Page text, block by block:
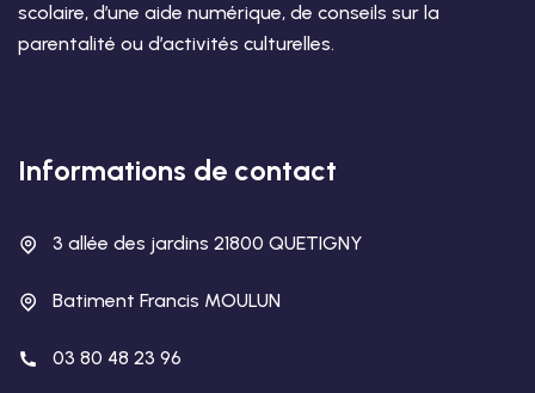
scolaire, d’une aide numérique, de conseils sur la
parentalité ou d’activités culturelles.
Informations de contact
3 allée des jardins 21800 QUETIGNY
Batiment Francis MOULUN
03 80 48 23 96